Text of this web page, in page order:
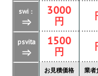
swi：
⇒
3000
円
psvita
⇒
1500
円
お見積価格
業者